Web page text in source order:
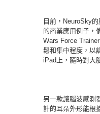
目前，NeuroSky
的商業應用例子，
Wars Force
鬆和集中程度，以
iPad上，隨時對大
另一款讓腦波感測
計的耳朵外形能根